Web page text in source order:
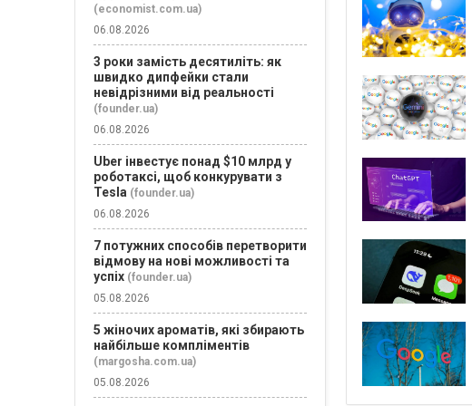
(economist.com.ua)
06.08.2026
3 роки замість десятиліть: як
швидко дипфейки стали
невідрізними від реальності
(founder.ua)
06.08.2026
Uber інвестує понад $10 млрд у
роботаксі, щоб конкурувати з
Tesla (founder.ua)
06.08.2026
7 потужних способів перетворити
відмову на нові можливості та
успіх (founder.ua)
05.08.2026
5 жіночих ароматів, які збирають
найбільше компліментів
(margosha.com.ua)
05.08.2026